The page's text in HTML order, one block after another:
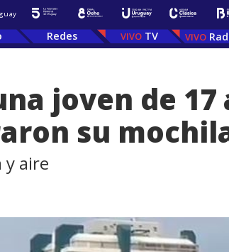
Redes TV
joven de 17
su
y aire